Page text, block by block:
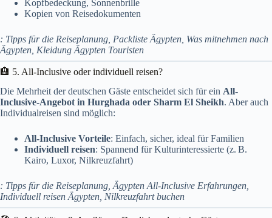
Kopfbedeckung, Sonnenbrille
Kopien von Reisedokumenten
: Tipps für die Reiseplanung, Packliste Ägypten, Was mitnehmen nach
Ägypten, Kleidung Ägypten Touristen
🏨 5. All-Inclusive oder individuell reisen?
Die Mehrheit der deutschen Gäste entscheidet sich für ein All-
Inclusive-Angebot in Hurghada oder Sharm El Sheikh. Aber auch
Individualreisen sind möglich:
All-Inclusive Vorteile: Einfach, sicher, ideal für Familien
Individuell reisen: Spannend für Kulturinteressierte (z. B.
Kairo, Luxor, Nilkreuzfahrt)
: Tipps für die Reiseplanung, Ägypten All-Inclusive Erfahrungen,
Individuell reisen Ägypten, Nilkreuzfahrt buchen